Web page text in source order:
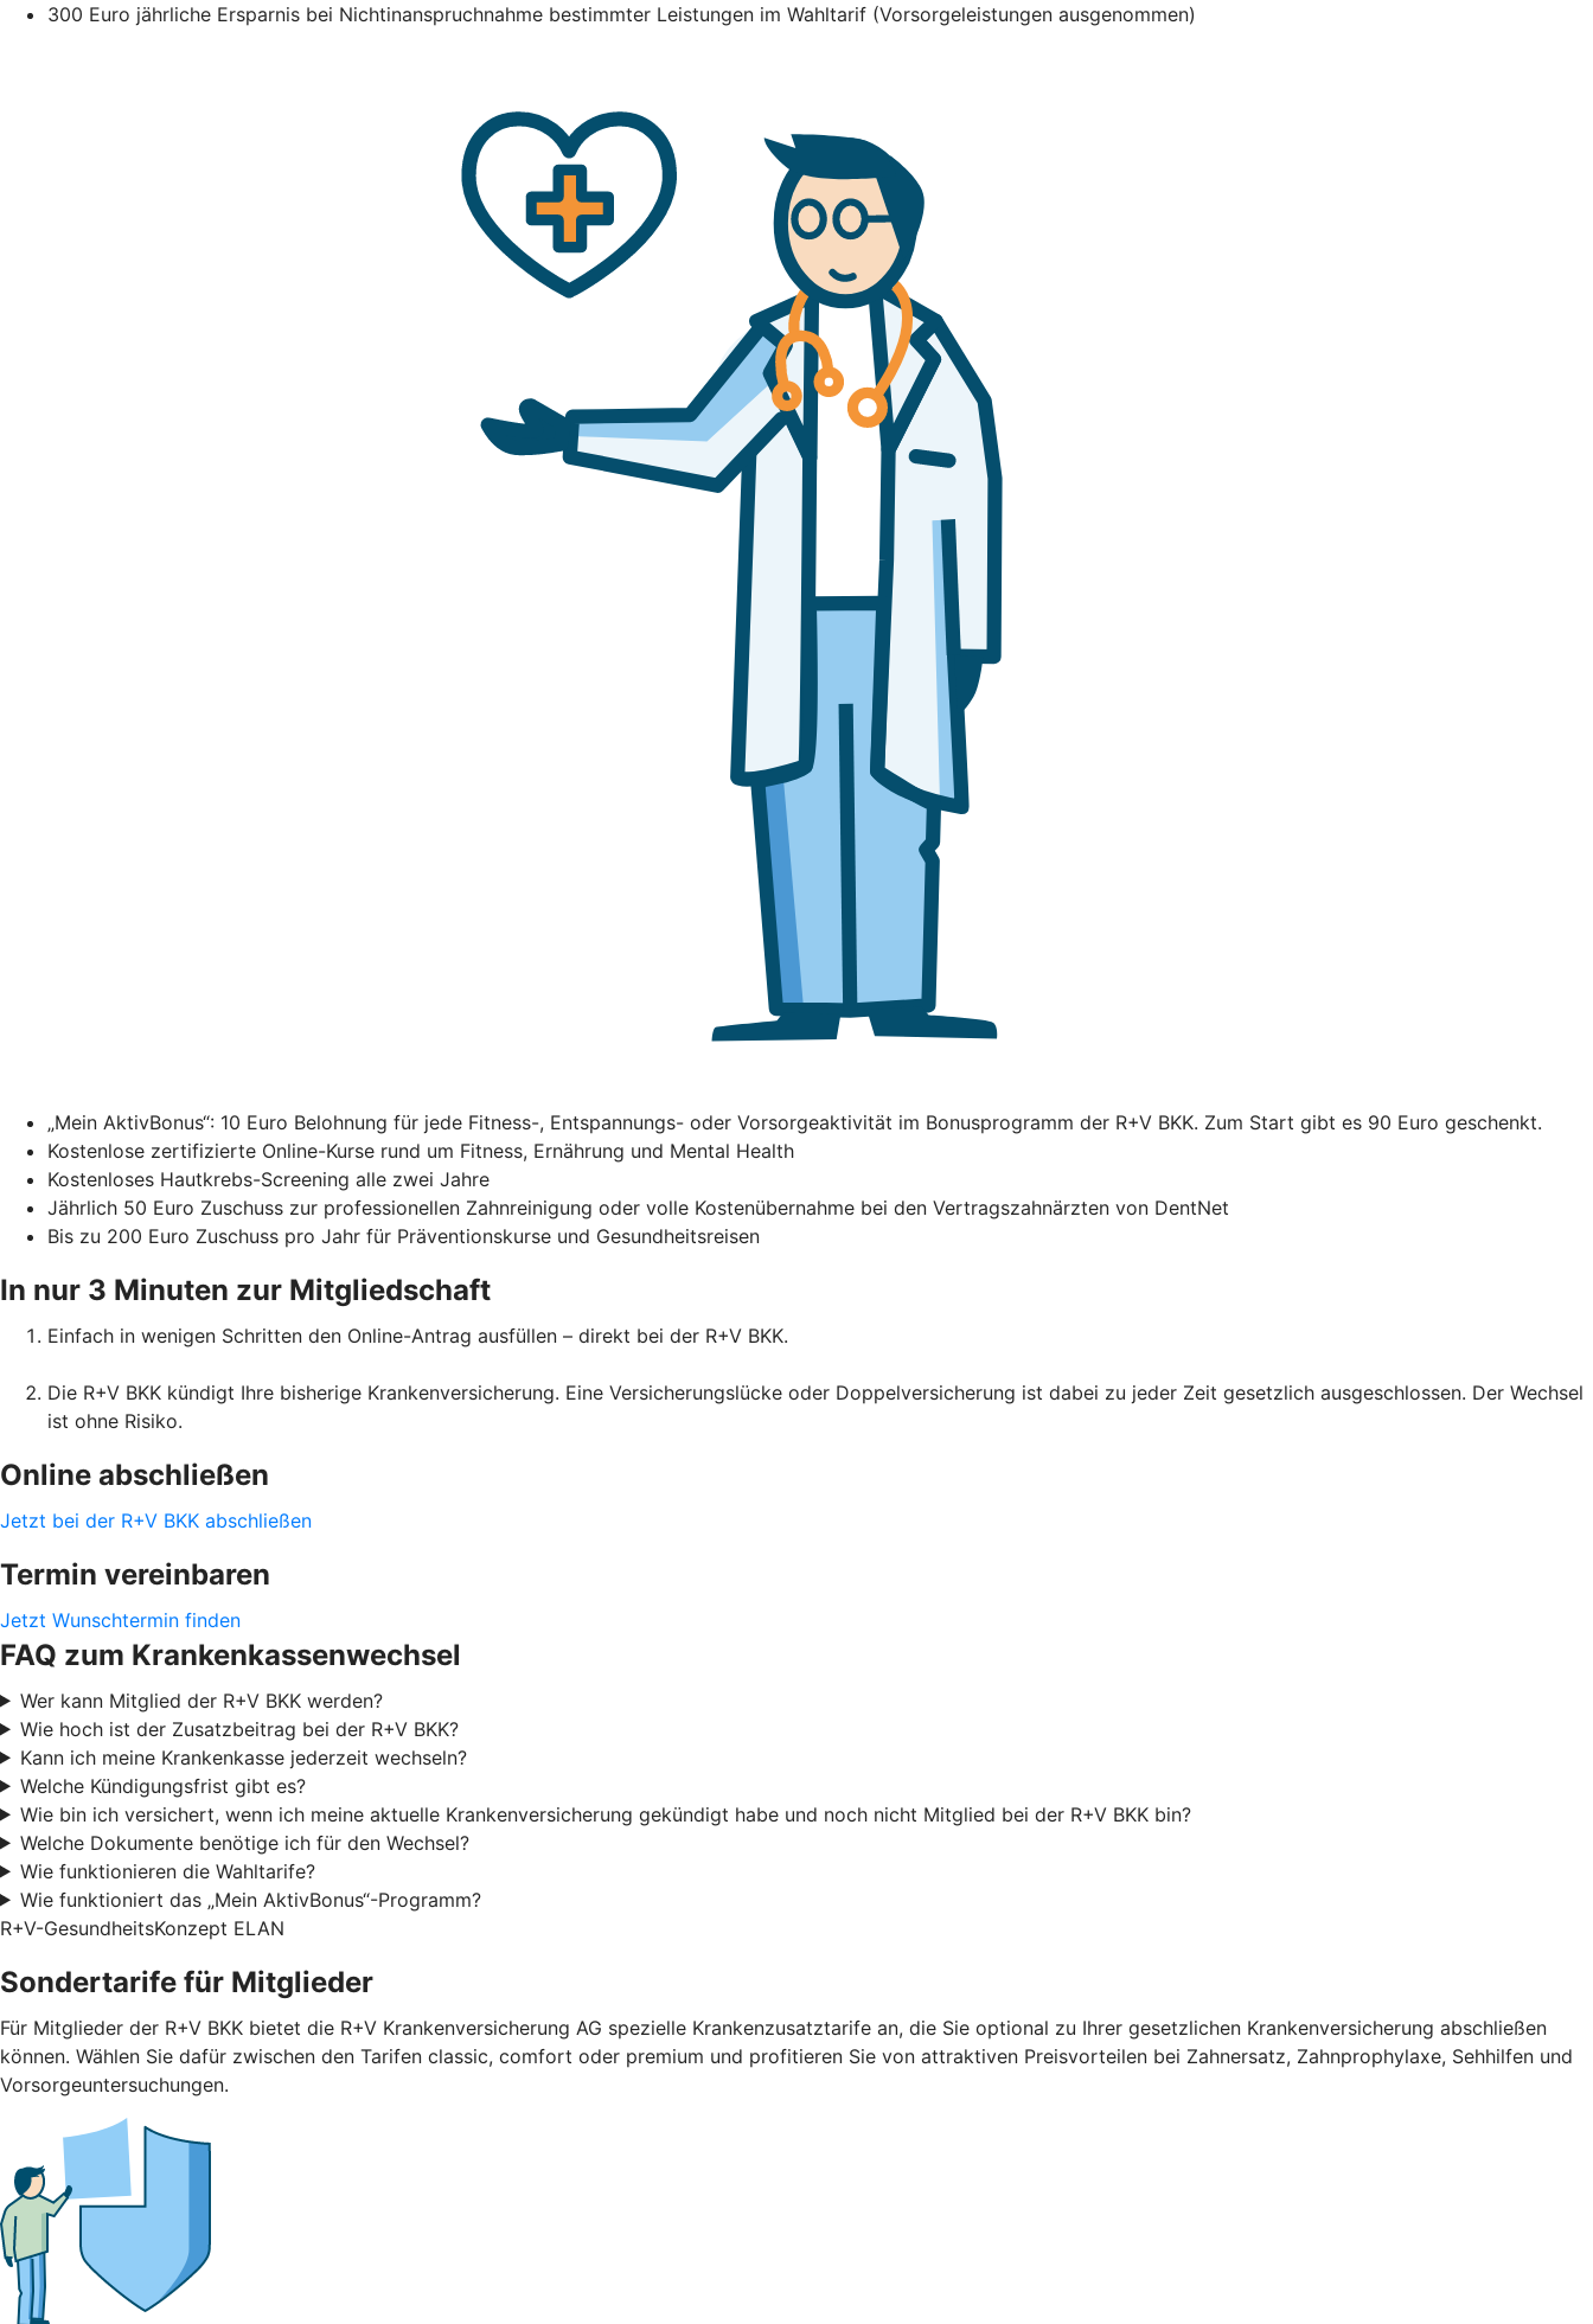
300 Euro jährliche Ersparnis bei Nichtinanspruchnahme bestimmter Leistungen im Wahltarif (Vorsorgeleistungen ausgenommen)
„Mein AktivBonus“: 10 Euro Belohnung für jede Fitness-, Entspannungs- oder Vorsorgeaktivität im Bonusprogramm der R+V BKK. Zum Start gibt es 90 Euro geschenkt.
Kostenlose zertifizierte Online-Kurse rund um Fitness, Ernährung und Mental Health
Kostenloses Hautkrebs-Screening alle zwei Jahre
Jährlich 50 Euro Zuschuss zur professionellen Zahnreinigung oder volle Kostenübernahme bei den Vertragszahnärzten von DentNet
Bis zu 200 Euro Zuschuss pro Jahr für Präventionskurse und Gesundheitsreisen
In nur 3 Minuten zur Mitgliedschaft
Einfach in wenigen Schritten den Online-Antrag ausfüllen – direkt bei der R+V BKK.
Die R+V BKK kündigt Ihre bisherige Krankenversicherung. Eine Versicherungslücke oder Doppelversicherung ist dabei zu jeder Zeit gesetzlich ausgeschlossen. Der Wechsel
ist ohne Risiko.
Online abschließen
Jetzt bei der R+V BKK abschließen
Termin vereinbaren
Jetzt Wunschtermin finden
FAQ zum Krankenkassenwechsel
Wer kann Mitglied der R+V BKK werden?
Wie hoch ist der Zusatzbeitrag bei der R+V BKK?
Kann ich meine Krankenkasse jederzeit wechseln?
Welche Kündigungsfrist gibt es?
Wie bin ich versichert, wenn ich meine aktuelle Krankenversicherung gekündigt habe und noch nicht Mitglied bei der R+V BKK bin?
Welche Dokumente benötige ich für den Wechsel?
Wie funktionieren die Wahltarife?
Wie funktioniert das „Mein AktivBonus“-Programm?
R+V-GesundheitsKonzept ELAN
Sondertarife für Mitglieder
Für Mitglieder der R+V BKK bietet die R+V Krankenversicherung AG spezielle Krankenzusatztarife an, die Sie optional zu Ihrer gesetzlichen Krankenversicherung abschließen
können. Wählen Sie dafür zwischen den Tarifen classic, comfort oder premium und profitieren Sie von attraktiven Preisvorteilen bei Zahnersatz, Zahnprophylaxe, Sehhilfen und
Vorsorgeuntersuchungen.